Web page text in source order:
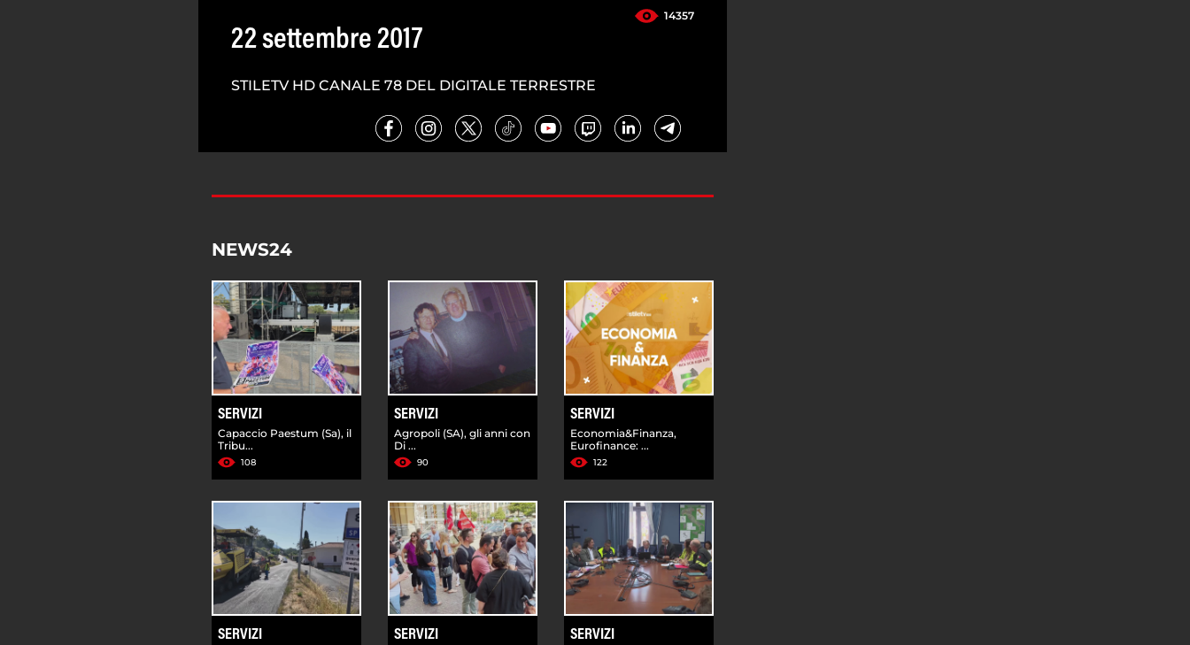
14357
22 settembre 2017
STILETV HD CANALE 78 DEL DIGITALE TERRESTRE
NEWS24
SERVIZI
Capaccio Paestum (Sa), il
Tribu...
108
SERVIZI
Agropoli (SA), gli anni con
Di ...
90
SERVIZI
Economia&Finanza,
Eurofinance: ...
122
SERVIZI SERVIZI SERVIZI